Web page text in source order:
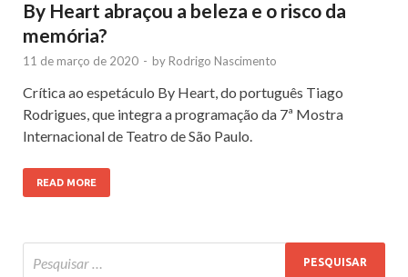
By Heart abraçou a beleza e o risco da
memória?
11 de março de 2020 - by Rodrigo Nascimento
Crítica ao espetáculo By Heart, do português Tiago
Rodrigues, que integra a programação da 7ª Mostra
Internacional de Teatro de São Paulo.
READ MORE